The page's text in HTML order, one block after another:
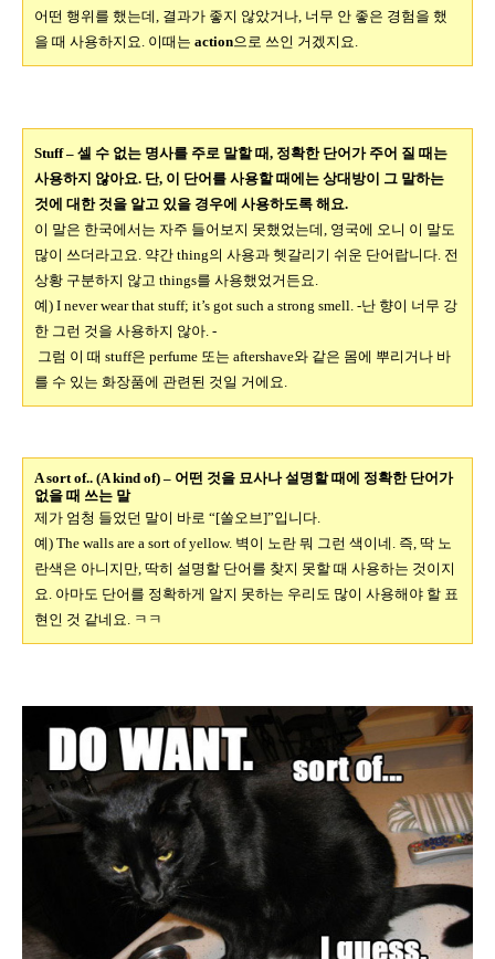
어떤 행위를 했는데, 결과가 좋지 않았거나, 너무 안 좋은 경험을 했
을 때 사용하지요. 이때는 action으로 쓰인 거겠지요.
Stuff – 셀 수 없는 명사를 주로 말할 때, 정확한 단어가 주어 질 때는
사용하지 않아요. 단, 이 단어를 사용할 때에는 상대방이 그 말하는
것에 대한 것을 알고 있을 경우에 사용하도록 해요.
이 말은 한국에서는 자주 들어보지 못했었는데, 영국에 오니 이 말도
많이 쓰더라고요. 약간 thing의 사용과 헷갈리기 쉬운 단어랍니다. 전
상황 구분하지 않고 things를 사용했었거든요.
예) I never wear that stuff; it’s got such a strong smell. -난 향이 너무 강
한 그런 것을 사용하지 않아. -
그럼 이 때 stuff은 perfume 또는 aftershave와 같은 몸에 뿌리거나 바
를 수 있는 화장품에 관련된 것일 거에요.
A sort of.. (A kind of) – 어떤 것을 묘사나 설명할 때에 정확한 단어가
없을 때 쓰는 말
제가 엄청 들었던 말이 바로 “[쏠오브]”입니다.
예) The walls are a sort of yellow. 벽이 노란 뭐 그런 색이네 . 즉, 딱 노
란색은 아니지만, 딱히 설명할 단어를 찾지 못할 때 사용하는 것이지
요. 아마도 단어를 정확하게 알지 못하는 우리도 많이 사용해야 할 표
현인 것 같네요. ㅋㅋ